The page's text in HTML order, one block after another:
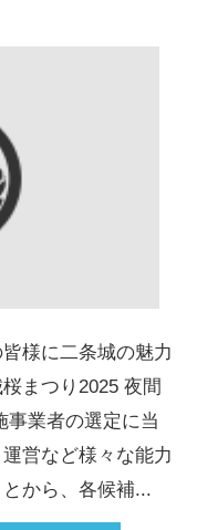
様に二条城の魅力
まつり2025 夜間
事業者の選定に当
営など様々な能力
から、各候補...